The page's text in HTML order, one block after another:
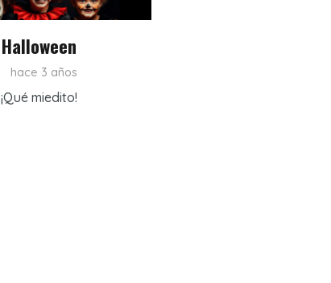
Halloween
hace 3 años
¡Qué miedito!